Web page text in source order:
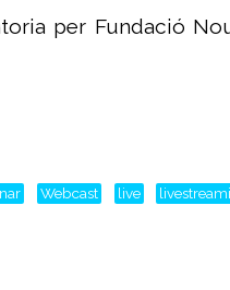
per Fundació
Webcast live